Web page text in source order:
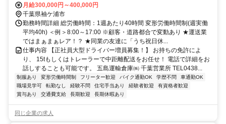
月給300,000円～400,000円
千葉県袖ケ浦市
勤務時間詳細 総労働時間：1週あたり40時間 変形労働時間制(週実働
平均40h) ＜例＞8:00～17:00 ※顧客・道路都合で変動あり ★運送業
ではまぁまぁレア！？ ★同業の友達に「うち祝日休...
仕事内容 【正社員大型ドライバー増員募集！】 お持ちの免許によ
り、 15tもしくはトレーラーで中距離配送をお任せ！ 電話で詳細をお
話しすることも可能です。 五島運輸倉庫㈱ 千葉営業所 TEL0438...
制服あり 変形労働時間制 フリーター歓迎 バイク通勤OK 学歴不問
車通勤OK
職場見学可
転勤なし 経験不問 住宅手当あり 経験者歓迎
有資格者歓迎
賞与あり
交通費支給 長期歓迎 長期休暇あり
同じ企業の求人